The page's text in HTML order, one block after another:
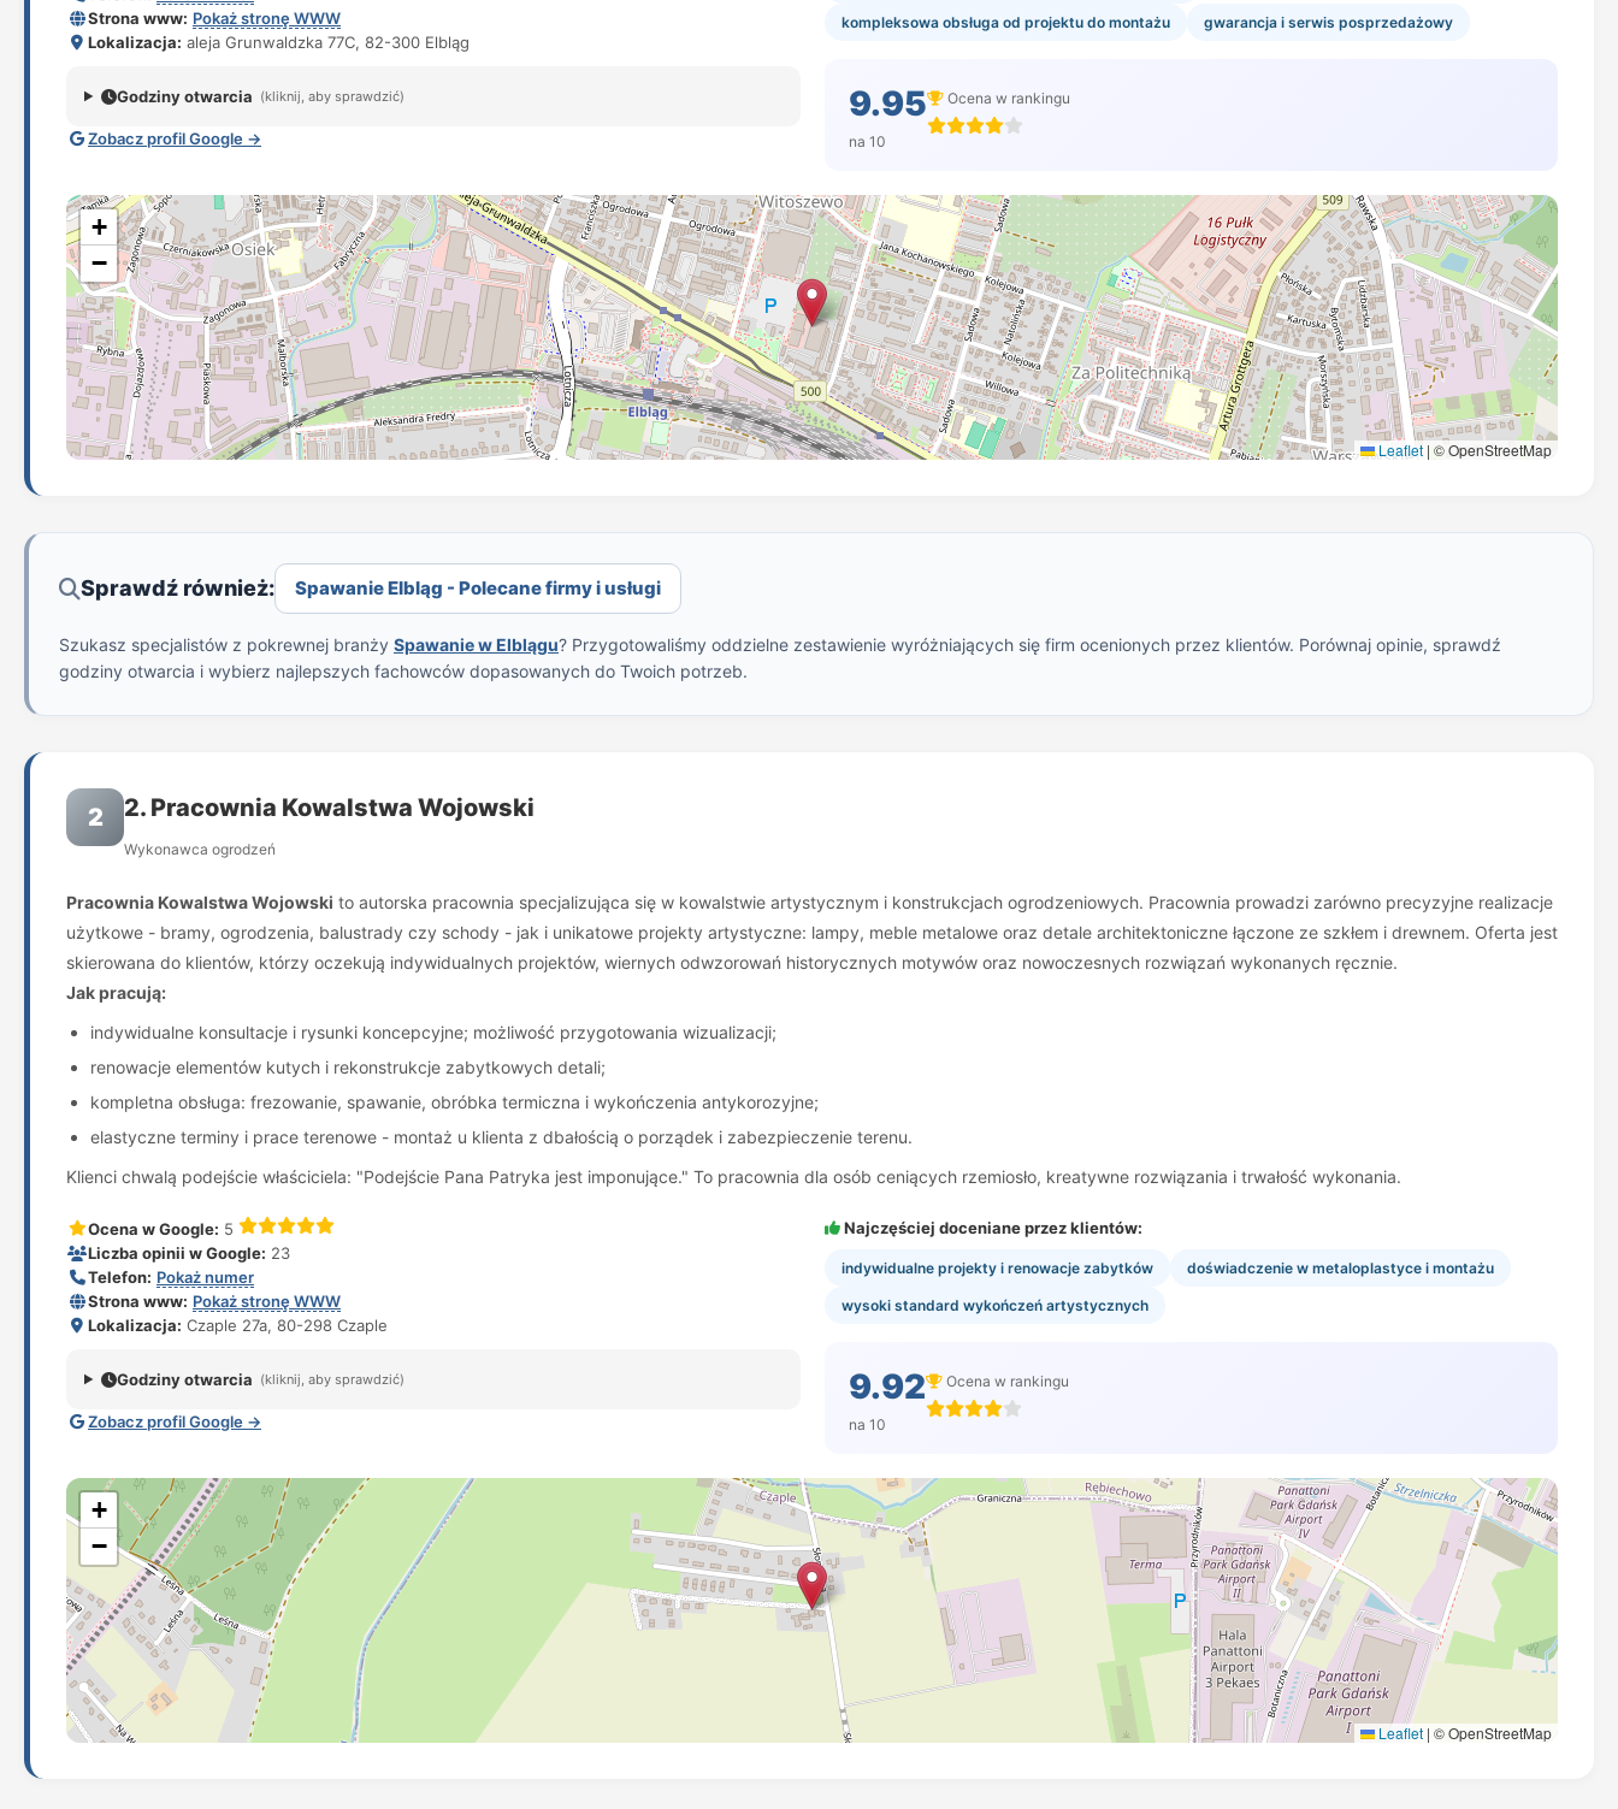
Strona www: Pokaż stronę WWW
Lokalizacja: aleja Grunwaldzka 77C, 82-300 Elbląg
Godziny otwarcia (kliknij, aby sprawdzić)
Zobacz profil Google →
kompleksowa obsługa od projektu do montażu gwarancja i serwis posprzedażowy
9.95
na 10
Ocena w rankingu
+
−
Leaflet | © OpenStreetMap
Sprawdź również: Spawanie Elbląg - Polecane firmy i usługi
Szukasz specjalistów z pokrewnej branży Spawanie w Elblągu? Przygotowaliśmy oddzielne zestawienie wyróżniających się firm ocenionych przez klientów. Porównaj opinie, sprawdź
godziny otwarcia i wybierz najlepszych fachowców dopasowanych do Twoich potrzeb.
2 2. Pracownia Kowalstwa Wojowski
Wykonawca ogrodzeń
Pracownia Kowalstwa Wojowski to autorska pracownia specjalizująca się w kowalstwie artystycznym i konstrukcjach ogrodzeniowych. Pracownia prowadzi zarówno precyzyjne realizacje
użytkowe - bramy, ogrodzenia, balustrady czy schody - jak i unikatowe projekty artystyczne: lampy, meble metalowe oraz detale architektoniczne łączone ze szkłem i drewnem. Oferta jest
skierowana do klientów, którzy oczekują indywidualnych projektów, wiernych odwzorowań historycznych motywów oraz nowoczesnych rozwiązań wykonanych ręcznie.
Jak pracują:
indywidualne konsultacje i rysunki koncepcyjne; możliwość przygotowania wizualizacji;
renowacje elementów kutych i rekonstrukcje zabytkowych detali;
kompletna obsługa: frezowanie, spawanie, obróbka termiczna i wykończenia antykorozyjne;
elastyczne terminy i prace terenowe - montaż u klienta z dbałością o porządek i zabezpieczenie terenu.
Klienci chwalą podejście właściciela: "Podejście Pana Patryka jest imponujące." To pracownia dla osób ceniących rzemiosło, kreatywne rozwiązania i trwałość wykonania.
Ocena w Google: 5
Liczba opinii w Google: 23
Telefon: Pokaż numer
Strona www: Pokaż stronę WWW
Lokalizacja: Czaple 27a, 80-298 Czaple
Godziny otwarcia (kliknij, aby sprawdzić)
Zobacz profil Google →
Najczęściej doceniane przez klientów:
indywidualne projekty i renowacje zabytków doświadczenie w metaloplastyce i montażu
wysoki standard wykończeń artystycznych
9.92
na 10
Ocena w rankingu
+
−
Leaflet | © OpenStreetMap